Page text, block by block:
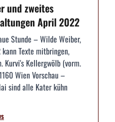
und zweites
April 2022
Stunde – Wilde Weiber,
kann Texte mitbringen,
Kurvi's Kellergwölb (vorm.
Wien Vorschau –
sind alle Kater kühn